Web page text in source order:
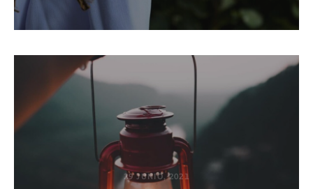
29 JUNIO, 2021